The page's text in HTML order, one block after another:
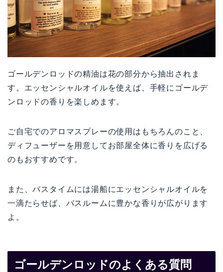
ゴールデンロッドの精油は花の部分から抽出されま
す。エッセンシャルオイルを使えば、手軽にゴールデ
ンロッドの香りを楽しめます。
ご自宅でのアロマスプレーの使用はもちろんのこと、
ディフューザーを用意してお部屋全体に香りを広げる
のもおすすめです。
また、バスタイムには湯船にエッセンシャルオイルを
一滴たらせば、バスルームに豊かな香りが広がります
よ。
ゴールデンロッドのよくある質問